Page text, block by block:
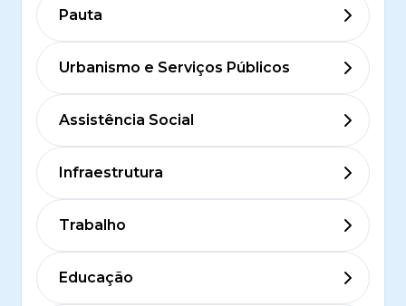
Pauta
Urbanismo e Serviços Públicos
Assistência Social
Infraestrutura
Trabalho
Educação